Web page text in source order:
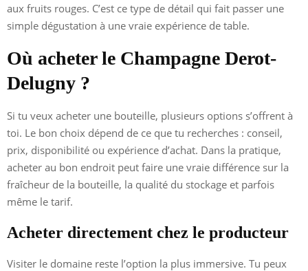
aux fruits rouges. C’est ce type de détail qui fait passer une
simple dégustation à une vraie expérience de table.
Où acheter le Champagne Derot-
Delugny ?
Si tu veux acheter une bouteille, plusieurs options s’offrent à
toi. Le bon choix dépend de ce que tu recherches : conseil,
prix, disponibilité ou expérience d’achat. Dans la pratique,
acheter au bon endroit peut faire une vraie différence sur la
fraîcheur de la bouteille, la qualité du stockage et parfois
même le tarif.
Acheter directement chez le producteur
Visiter le domaine reste l’option la plus immersive. Tu peux